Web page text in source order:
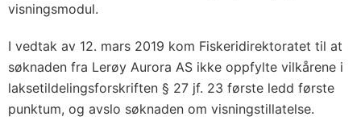
visningsmodul.
I vedtak av 12. mars 2019 kom Fiskeridirektoratet til at
søknaden fra Lerøy Aurora AS ikke oppfylte vilkårene i
laksetildelingsforskriften § 27 jf. 23 første ledd første
punktum, og avslo søknaden om visningstillatelse.